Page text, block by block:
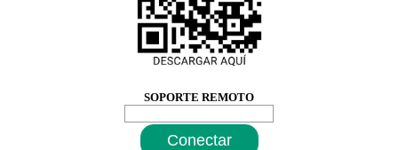
SOPORTE REMOTO